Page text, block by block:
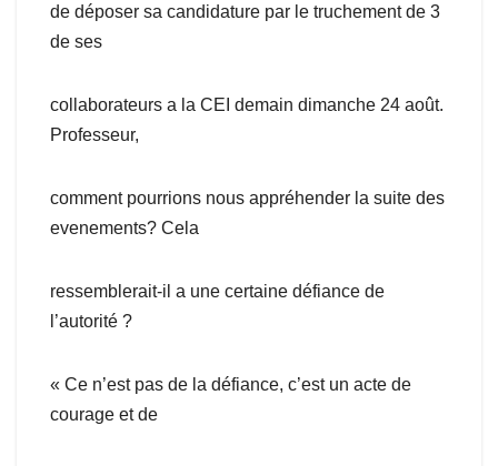
de déposer sa candidature par le truchement de 3
de ses
collaborateurs a la CEI demain dimanche 24 août.
Professeur,
comment pourrions nous appréhender la suite des
evenements? Cela
ressemblerait-il a une certaine défiance de
l’autorité ?
« Ce n’est pas de la défiance, c’est un acte de
courage et de